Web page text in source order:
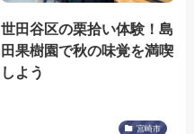
世田谷区の栗拾い体験！島
田果樹園で秋の味覚を満喫
しよう
宮崎市